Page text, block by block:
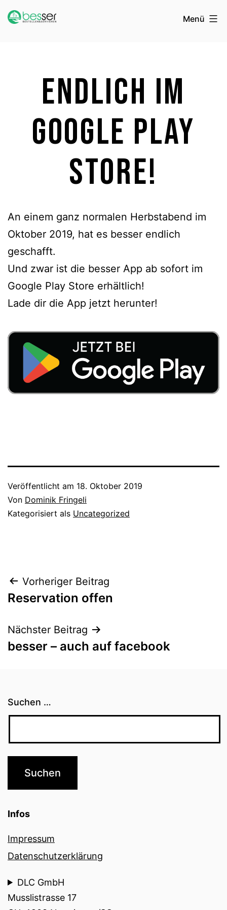
Zum
Inhalt
besser Menü
Endlich im
Google Play
Store!
An einem ganz normalen Herbstabend im
Oktober 2019, hat es besser endlich
geschafft.
Und zwar ist die besser App ab sofort im
Google Play Store erhältlich!
Lade dir die App jetzt herunter!
Veröffentlicht am 18. Oktober 2019
Von Dominik Fringeli
Kategorisiert als Uncategorized
Beitragsnavigation
Vorheriger Beitrag
Reservation offen
Nächster Beitrag
besser – auch auf facebook
Suchen …
Infos
Impressum
Datenschutzerklärung
DLC GmbH
Musslistrasse 17